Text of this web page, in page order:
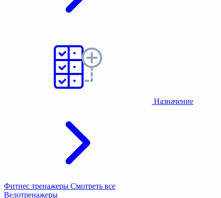
Назначение
Фитнес тренажеры Смотреть все
Велотренажеры